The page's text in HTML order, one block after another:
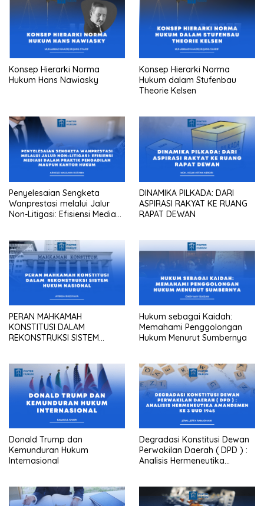
Konsep Hierarki Norma
Hukum Hans Nawiasky
Konsep Hierarki Norma
Hukum dalam Stufenbau
Theorie Kelsen
Penyelesaian Sengketa
Wanprestasi melalui Jalur
Non-Litigasi: Efisiensi Mediasi
DINAMIKA PILKADA: DARI
ASPIRASI RAKYAT KE RUANG
RAPAT DEWAN
PERAN MAHKAMAH
KONSTITUSI DALAM
REKONSTRUKSI SISTEM
Hukum sebagai Kaidah:
Memahami Penggolongan
Hukum Menurut Sumbernya
Donald Trump dan
Kemunduran Hukum
Internasional
Degradasi Konstitusi Dewan
Perwakilan Daerah ( DPD ) :
Analisis Hermeneutika